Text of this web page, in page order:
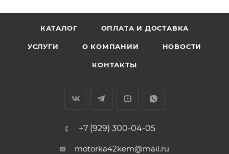
Параметры:
Диаметр поршня: 81 мм +0,50 мм
2 кольцо: 1,2 мм
Аналоги поршней: 23041-2E000, 23041-2E010, 23041-
КАТАЛОГ ОПЛАТА И ДОСТАВКА
УСЛУГИ О КОМПАНИИ НОВОСТИ
КОНТАКТЫ
+7 (929) 300-04-05
motorka42kem@mail.ru